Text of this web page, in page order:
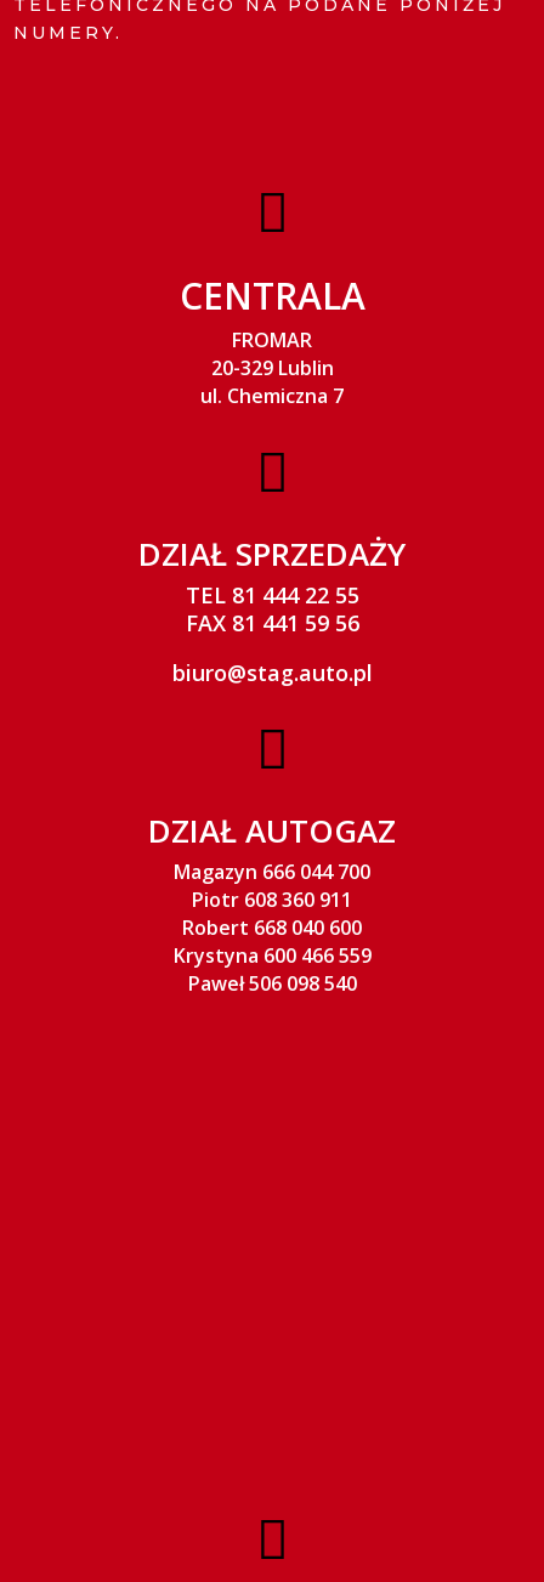
TELEFONICZNEGO NA PODANE PONIŻEJ
NUMERY.

CENTRALA
FROMAR
20-329 Lublin
ul. Chemiczna 7

DZIAŁ SPRZEDAŻY
TEL 81 444 22 55
FAX 81 441 59 56
biuro@stag.auto.pl

DZIAŁ AUTOGAZ
Magazyn 666 044 700
Piotr 608 360 911
Robert 668 040 600
Krystyna 600 466 559
Paweł 506 098 540
